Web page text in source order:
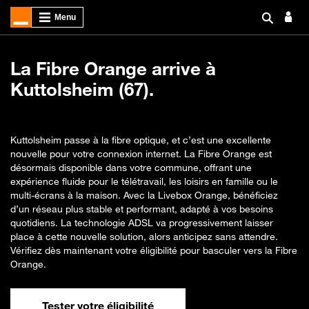
La Fibre Orange arrive à
Kuttolsheim (67).
Kuttolsheim passe à la fibre optique, et c’est une excellente
nouvelle pour votre connexion internet. La Fibre Orange est
désormais disponible dans votre commune, offrant une
expérience fluide pour le télétravail, les loisirs en famille ou le
multi-écrans à la maison. Avec la Livebox Orange, bénéficiez
d’un réseau plus stable et performant, adapté à vos besoins
quotidiens. La technologie ADSL va progressivement laisser
place à cette nouvelle solution, alors anticipez sans attendre.
Vérifiez dès maintenant votre éligibilité pour basculer vers la Fibre
Orange.
Tester votre éligibilité